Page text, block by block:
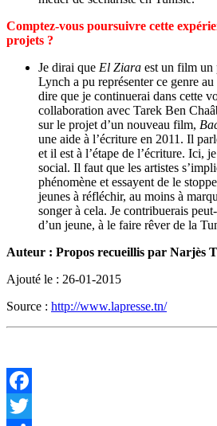
Comptez-vous poursuivre cette
projets ?
Je dirai que El Ziara est un film un
Lynch a pu représenter ce genre
dire que je continuerai dans cette
collaboration avec Tarek Ben
sur le projet d’un nouveau film,
une aide à l’écriture en 2011. Il
et il est à l’étape de l’écriture. Ici,
social. Il faut que les artistes
phénomène et essayent de le
jeunes à réfléchir, au moins à
songer à cela. Je contribuerais
d’un jeune, à le faire rêver de la
Auteur : Propos recueillis par Narjès
Ajouté le : 26-01-2015
Source : http://www.lapresse.tn/
Facebook